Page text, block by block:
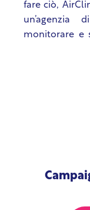
fare ciò,
monitorare e
sostituiti da
treno. Di
di trasporto
all'uso dei
car pooling,
quando